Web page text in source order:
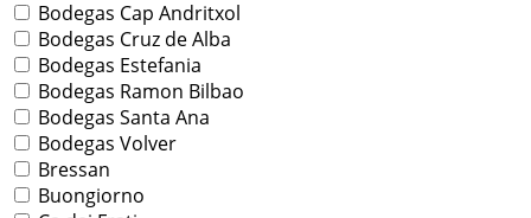
Bodegas Cap Andritxol
Bodegas Cruz de Alba
Bodegas Estefania
Bodegas Ramon Bilbao
Bodegas Santa Ana
Bodegas Volver
Bressan
Buongiorno